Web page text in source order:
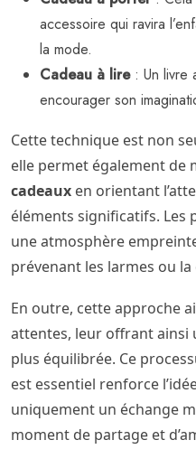
accessoire qui ravira
la mode.
Cadeau à lire: Un livre
encourager son
Cette technique est non
elle permet également de
cadeaux en orientant
éléments significatifs. Les
une atmosphère
prévenant les larmes ou
En outre, cette approche
attentes, leur offrant ainsi
plus équilibrée. Ce
est essentiel renforce
uniquement un échange
moment de partage et